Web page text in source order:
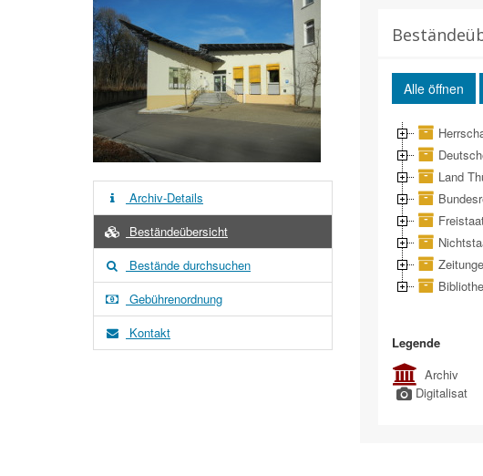
Archiv-Details
Beständeübersicht
Bestände durchsuchen
Gebührenordnung
Kontakt
Alle öffnen
Land
Legende
Archiv
Digitalisat